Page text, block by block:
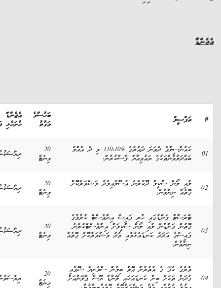
ތަފްސީލް
ބަހުސްގެ
އެޖެންޑާ
ހުށަހެޅި ފަރާތް
ކައުންސިލްގެ ދެވަނަ ދައުރުގެ 110،109 މި ދެ އާއްމު
ބައްދަލުވުންތަކުގެ ޔައުމިއްޔާ ފާސްކުރުން.
ރިޔާސަތުން
ލުއި ލޯން ސްކީމް ދޫކުރާނެ އުސޫލާއިމެދު މަޝްވަރާކޮށް
ގޮތެއް ނިންމުން.
ރިޔާސަތުން
ޓްރަސްޓް ފަންޑުގައި ހުރި ފައިސާ އިންވެސްޓް ކުރުމުގެ
ގޮތުން ފަންޑުން ލުއި ލޯން ސްކީމަށް އިންވެސްޓްކުރާނެ
ފައިސާގެ އަދަދު ކަނޑައެޅުމާއި މެދު މަޝްވަރާކޮށް ގޮތެއް
ނިންމުން.
މިނެޓް
ރިޔާސަތުން
ވާރެގެ ކެފޭ ގެ އުތުރުން އޮތް ބިމުން ސްވެނިޔާ ޝޮޕާއި
ގުދަން ތަކަށް ބިން ކަނޑައަޅައި ލޭންޑް ޔޫސް ޕްލޭންއަށް
20
މިނެޓް
ރިޔާސަތުން